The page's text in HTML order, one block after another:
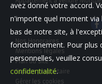
Nos Honoraires
Mentions légales
Plan du site
Espace propriétaire
Gérer les cookies
avez donné votre accord.
n'importe quel moment via
bas de notre site, à
fonctionnement. Pour plus
personnelles, veuillez
confidentialité.